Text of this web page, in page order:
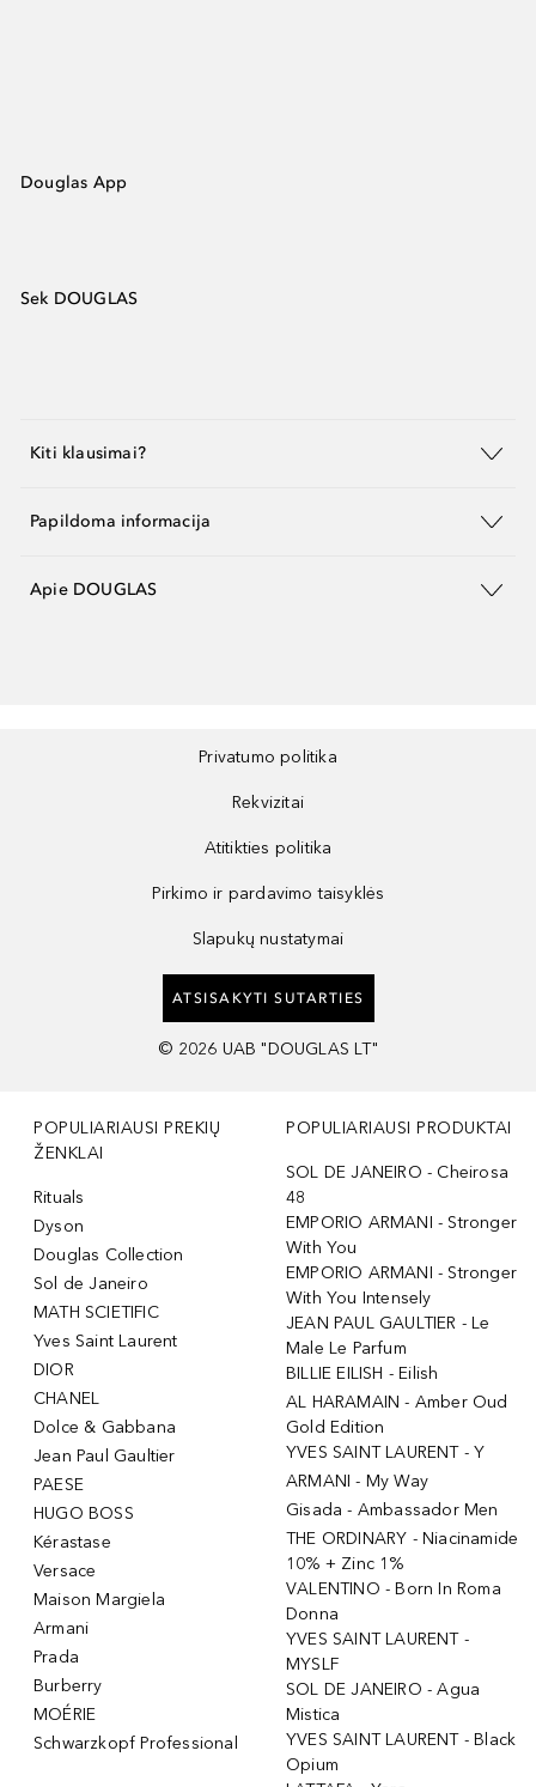
Douglas App
Sek DOUGLAS
Kiti klausimai?
Papildoma informacija
Apie DOUGLAS
Privatumo politika
Rekvizitai
Atitikties politika
Pirkimo ir pardavimo taisyklės
Slapukų nustatymai
ATSISAKYTI SUTARTIES
© 2026 UAB "DOUGLAS LT"
POPULIARIAUSI PREKIŲ
ŽENKLAI
Rituals
Dyson
Douglas Collection
Sol de Janeiro
MATH SCIETIFIC
Yves Saint Laurent
DIOR
CHANEL
Dolce & Gabbana
Jean Paul Gaultier
PAESE
HUGO BOSS
Kérastase
Versace
Maison Margiela
Armani
Prada
Burberry
MOÉRIE
Schwarzkopf Professional
POPULIARIAUSI PRODUKTAI
SOL DE JANEIRO - Cheirosa
48
EMPORIO ARMANI - Stronger
With You
EMPORIO ARMANI - Stronger
With You Intensely
JEAN PAUL GAULTIER - Le
Male Le Parfum
BILLIE EILISH - Eilish
AL HARAMAIN - Amber Oud
Gold Edition
YVES SAINT LAURENT - Y
ARMANI - My Way
Gisada - Ambassador Men
THE ORDINARY - Niacinamide
10% + Zinc 1%
VALENTINO - Born In Roma
Donna
YVES SAINT LAURENT -
MYSLF
SOL DE JANEIRO - Agua
Mistica
YVES SAINT LAURENT - Black
Opium